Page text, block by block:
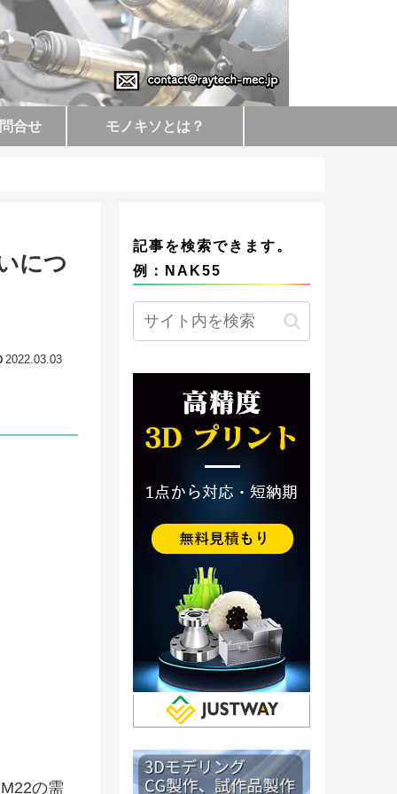
合せ モノキソとは？
につ
2022.03.03
の需
記事を検索できます。
例：NAK55